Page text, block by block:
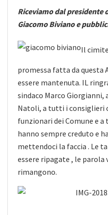
Riceviamo dal presidente
Giacomo Biviano e
Il
promessa fatta da
essere mantenuta. IL
sindaco Marco
Natoli, a tutti i consiglieri
funzionari dei Comune e
hanno sempre creduto e
mettendoci la faccia . Le
essere ripagate , le
rimangono.